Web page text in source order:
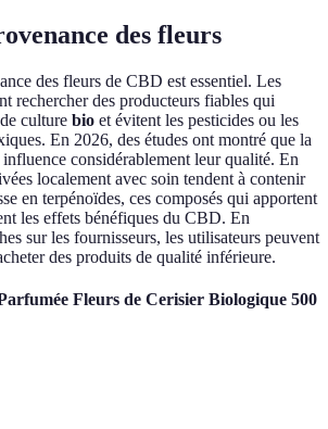
des fleurs
des fleurs de CBD est essentiel. Les
rechercher des producteurs fiables qui
culture bio et évitent les pesticides ou les
En 2026, des études ont montré que la
considérablement leur qualité. En
localement avec soin tendent à contenir
en terpénoïdes, ces composés qui apportent
les effets bénéfiques du CBD. En
sur les fournisseurs, les utilisateurs peuvent
des produits de qualité inférieure.
Fleurs de Cerisier Biologique 500